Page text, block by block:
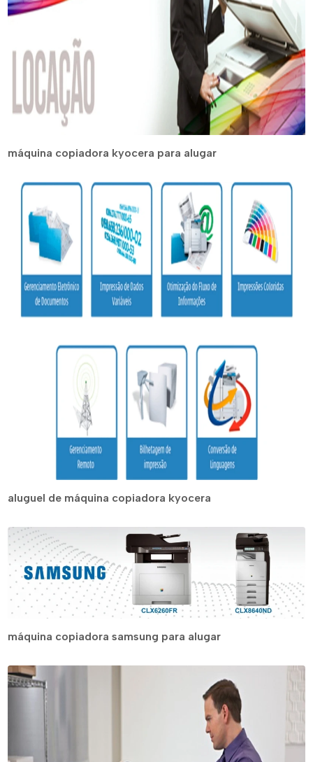
máquina copiadora kyocera para alugar
aluguel de máquina copiadora kyocera
máquina copiadora samsung para alugar